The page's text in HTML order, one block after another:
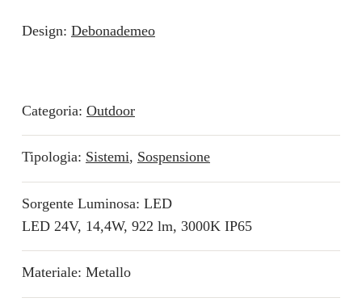
Design: Debonademeo
Categoria: Outdoor
Tipologia: Sistemi, Sospensione
Sorgente Luminosa: LED
LED 24V, 14,4W, 922 lm, 3000K IP65
Materiale: Metallo